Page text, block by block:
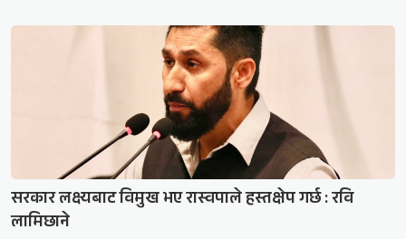
सरकार लक्ष्यबाट विमुख भए रास्वपाले हस्तक्षेप गर्छ : रवि
लामिछाने